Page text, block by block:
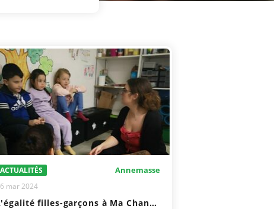
ACTUALITÉS Annemasse
mar 2024
L'égalité filles-garçons à Ma Chance Moi Aussi